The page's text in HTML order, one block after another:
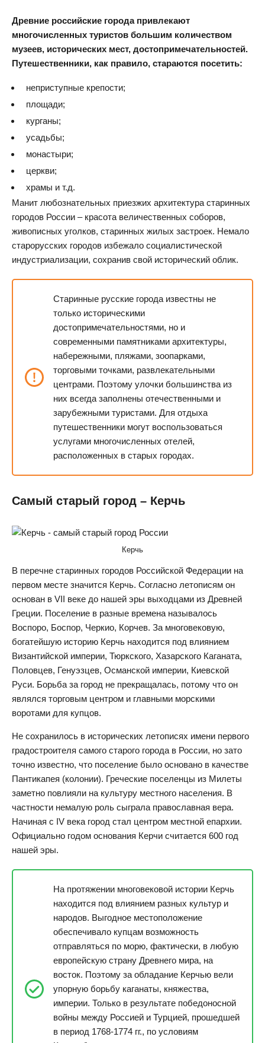
Древние российские города привлекают
многочисленных туристов большим количеством
музеев, исторических мест, достопримечательностей.
Путешественники, как правило, стараются посетить:
неприступные крепости;
площади;
курганы;
усадьбы;
монастыри;
церкви;
храмы и т.д.
Манит любознательных приезжих архитектура старинных
городов России – красота величественных соборов,
живописных уголков, старинных жилых застроек. Немало
старорусских городов избежало социалистической
индустриализации, сохранив свой исторический облик.
Старинные русские города известны не
только историческими
достопримечательностями, но и
современными памятниками архитектуры,
набережными, пляжами, зоопарками,
торговыми точками, развлекательными
центрами. Поэтому улочки большинства из
них всегда заполнены отечественными и
зарубежными туристами. Для отдыха
путешественники могут воспользоваться
услугами многочисленных отелей,
расположенных в старых городах.
Самый старый город – Керчь
Керчь
В перечне старинных городов Российской Федерации на
первом месте значится Керчь. Согласно летописям он
основан в VII веке до нашей эры выходцами из Древней
Греции. Поселение в разные времена называлось
Воспоро, Боспор, Черкио, Корчев. За многовековую,
богатейшую историю Керчь находится под влиянием
Византийской империи, Тюркского, Хазарского Каганата,
Половцев, Генуэзцев, Османской империи, Киевской
Руси. Борьба за город не прекращалась, потому что он
являлся торговым центром и главными морскими
воротами для купцов.
Не сохранилось в исторических летописях имени первого
градостроителя самого старого города в России, но зато
точно известно, что поселение было основано в качестве
Пантикапея (колонии). Греческие поселенцы из Милеты
заметно повлияли на культуру местного населения. В
частности немалую роль сыграла православная вера.
Начиная с IV века город стал центром местной епархии.
Официально годом основания Керчи считается 600 год
нашей эры.
На протяжении многовековой истории Керчь
находится под влиянием разных культур и
народов. Выгодное местоположение
обеспечивало купцам возможность
отправляться по морю, фактически, в любую
европейскую страну Древнего мира, на
восток. Поэтому за обладание Керчью вели
упорную борьбу каганаты, княжества,
империи. Только в результате победоносной
войны между Россией и Турцией, прошедшей
в период 1768-1774 гг., по условиям